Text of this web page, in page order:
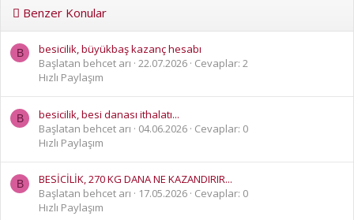
Benzer Konular
B
besicilik, büyükbaş kazanç hesabı
Başlatan behcet arı 22.07.2026 Cevaplar: 2
Hızlı Paylaşım
B
besicilik, besi danası ithalatı...
Başlatan behcet arı
04.06.2026 Cevaplar: 0
Hızlı Paylaşım
B
BESİCİLİK, 270 KG DANA NE KAZANDIRIR...
Başlatan behcet arı
17.05.2026 Cevaplar: 0
Hızlı Paylaşım